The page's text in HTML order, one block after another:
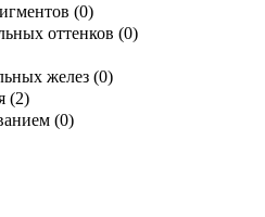
(0)
оттенков (0)
желез (0)
(2)
(0)